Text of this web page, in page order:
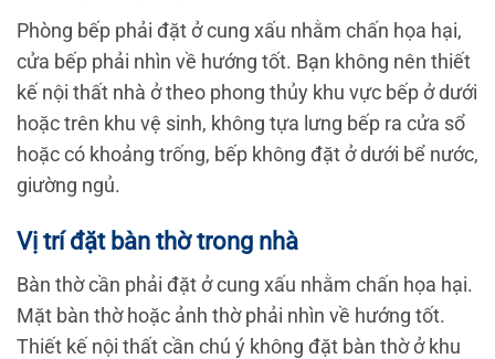
Phòng bếp phải đặt ở cung xấu nhằm chấn họa hại,
cửa bếp phải nhìn về hướng tốt. Bạn không nên thiết
kế nội thất nhà ở theo phong thủy khu vực bếp ở dưới
hoặc trên khu vệ sinh, không tựa lưng bếp ra cửa sổ
hoặc có khoảng trống, bếp không đặt ở dưới bể nước,
giường ngủ.
Vị trí đặt bàn thờ trong nhà
Bàn thờ cần phải đặt ở cung xấu nhằm chấn họa hại.
Mặt bàn thờ hoặc ảnh thờ phải nhìn về hướng tốt.
Thiết kế nội thất cần chú ý không đặt bàn thờ ở khu